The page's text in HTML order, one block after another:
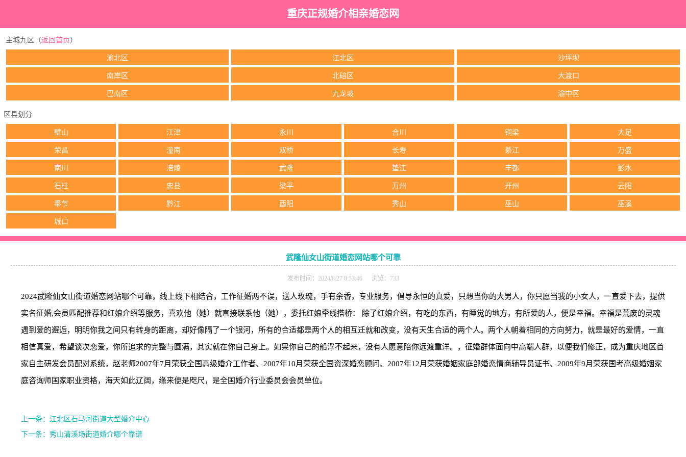
重庆正规婚介相亲婚恋网
主城九区（返回首页 ）
渝北区 江北区 沙坪坝
南岸区 北碚区 大渡口
巴南区 九龙坡 渝中区
区县划分
壁山 江津 永川 合川 铜梁 大足
荣昌 潼南 双桥 长寿 綦江 万盛
南川 涪陵 武隆 垫江 丰都 彭水
石柱 忠县 梁平 万州 开州 云阳
奉节 黔江 酉阳 秀山 巫山 巫溪
城口
武隆仙女山街道婚恋网站哪个可靠
发布时间：2024/8/27 8:53:46 浏览：733
2024武隆仙女山街道婚恋网站哪个可靠，线上线下相结合，工作征婚两不误，送人玫瑰，手有余香，专业服务，倡导永恒的真爱，只想当你的大男人，你只愿当我的小女人，一直爱下去，提供
实名征婚,会员匹配推荐和红娘介绍等服务，喜欢他（她）就直接联系他（她），委托红娘牵线搭桥： 除了红娘介绍，有吃的东西，有睡觉的地方，有所爱的人，便是幸福。幸福是荒废的灵魂
遇到爱的邂逅，明明你我之间只有转身的距离，却好像隔了一个银河，所有的合适都是两个人的相互迁就和改变，没有天生合适的两个人。两个人朝着相同的方向努力，就是最好的爱情，一直
相信真爱，希望谈次恋爱，你所追求的完整与圆满，其实就在你自己身上。如果你自己的船浮不起来，没有人愿意陪你远渡重洋。，征婚群体面向中高端人群，以便我们修正，成为重庆地区首
家自主研发会员配对系统，赵老师2007年7月荣获全国高级婚介工作者、2007年10月荣获全国资深婚恋顾问、2007年12月荣获婚姻家庭部婚恋情商辅导员证书、2009年9月荣获国考高级婚姻家
庭咨询师国家职业资格，海天如此辽阔，缘来便是咫尺，是全国婚介行业委员会会员单位。
上一条：江北区石马河街道大型婚介中心
下一条：秀山清溪场街道婚介哪个靠谱